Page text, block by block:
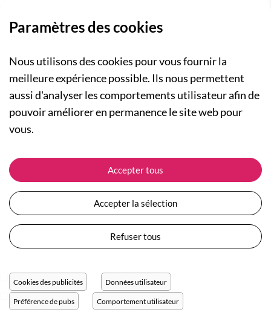
Actualités
Nos engagements
Carte cadeau
Plan du site
Devenir revendeur
Collection Homme
Collection Femme
Collection Enfants
Les Totebags
Nos différents thèmes
Suivre ma commande
Expédition et livraison
Retour et remboursement
Moyens de paiement
Nous contacter
Conditions générales de vente
Protection des données personnelles
Réglage des cookies
Paramètres des cookies
Nous utilisons des cookies pour vous fournir la
meilleure expérience possible. Ils nous permettent
aussi d'analyser les comportements utilisateur afin de
pouvoir améliorer en permanence le site web pour
vous.
Accepter tous
Accepter la sélection
Refuser tous
Cookies des publicités Données utilisateur
Préférence de pubs Comportement utilisateur